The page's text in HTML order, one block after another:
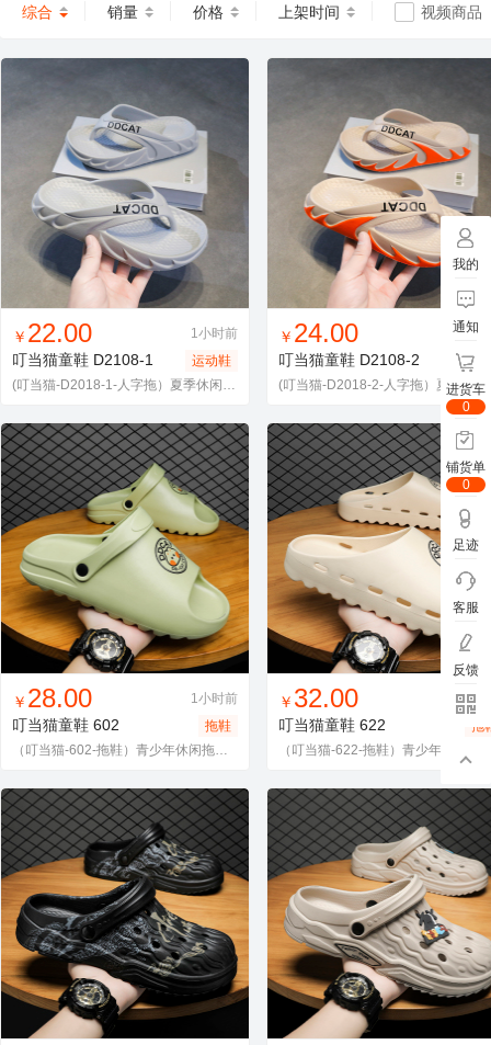
综合 销量 价格 上架时间 视频商品
找同款 加入进货车 收藏
￥ 22.00 1小时前
叮当猫童鞋 D2108-1
运动鞋
(叮当猫-D2018-1-人字拖）夏季休闲人字拖 34-46
找同款 加入进货车 收藏
￥ 24.00 1小
叮当猫童鞋 D2108-2
运动
找同款 加入进货车 收藏
￥ 28.00 1小时前
叮当猫童鞋 602
拖鞋
（叮当猫-602-拖鞋）青少年休闲拖鞋34-46P28
找同款 加入进货车
￥ 32.00 1小
叮当猫童鞋 622
拖
我的
通知
进货车
0
铺货单
0
足迹
客服
反馈